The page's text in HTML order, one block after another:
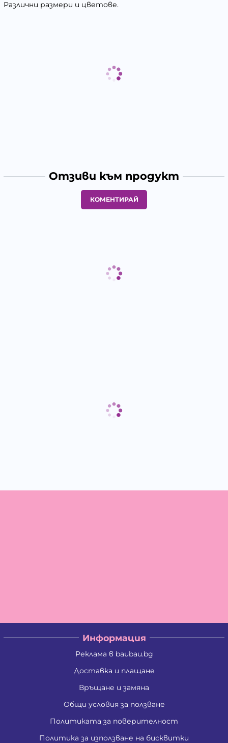
Различни размери и цветове.
Отзиви към продукт
КОМЕНТИРАЙ
Информация
Реклама в baubau.bg
Доставка и плащане
Връщане и замяна
Общи условия за ползване
Политиката за поверителност
Политика за използване на бисквитки